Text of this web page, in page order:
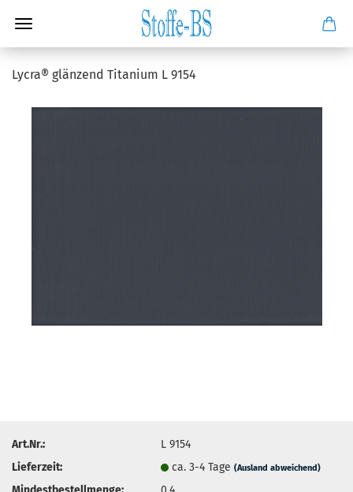
Lycra® glänzend Titanium L 9154
Art.Nr.:
L 9154
Lieferzeit:
ca. 3-4 Tage(Ausland abweichend)